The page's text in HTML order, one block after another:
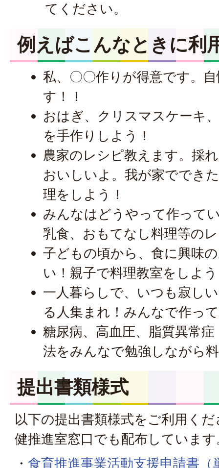
てください。
例えばこんなときに利
私、〇〇作りが得意です。
す！！
おはぎ、クリスマスケーキ
を手作りしよう！
農家のレシピ教えます。採
おいしいよ。我が家ででき
理をしよう！
みんなはどうやって作って
乳食、おもてなし料理等の
子どもの頃から、食に興味
い！親子で料理教室をしよ
一人暮らしで、いつも寂し
る人集まれ！みんなで作っ
糖尿病、高血圧、脂質異常
法をみんなで勉強しながら
提出書類様式
以下の提出書類様式をご利用く
健推進室窓口でも配布しています
・ 食育推進事業活動支援申請書